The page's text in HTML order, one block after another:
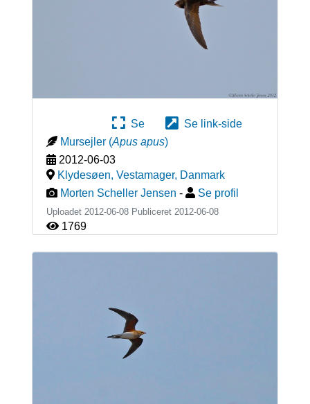
Se
Se link-side
Mursejler (Apus apus)
2012-06-03
Klydesøen, Vestamager, Danmark
Morten Scheller Jensen - Se profil
Uploadet 2012-06-08 Publiceret 2012-06-08
1769